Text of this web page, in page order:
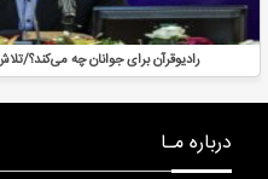
رادیوقرآن برای جوانان چه می‌کند؟/
درباره مـا